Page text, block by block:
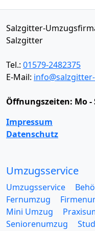
Salzgitter-
Salzgitter
Tel.: 01579-2482375
E-Mail:
Öffnungszeiten: Mo -
Impressum
Datenschutz
Umzugsservice
Umzugsservice
Fernumzug
Mini Umzug
Seniorenumzug